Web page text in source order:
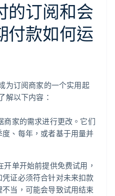
的订阅和会
付款如何运
为订阅商家的一个实用起
解以下内容：
商家的需求进行更改。它们
、每年，或者基于用量并
开单开始前提供免费试用，
证必须符合针对未来扣款
当，可能会导致试用结束